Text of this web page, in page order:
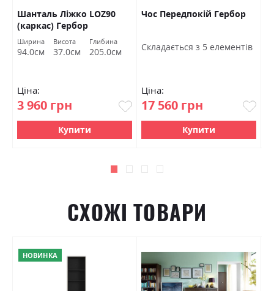
Шанталь Ліжко LOZ90
(каркас) Гербор
Ширина
94.0см
Висота
37.0см
Глибина
205.0см
Ціна:
3 960 грн
Купити
Чос Передпокій Гербор
Cкладається з 5 елементів
Ціна:
17 560 грн
Купити
СХОЖІ ТОВАРИ
НОВИНКА